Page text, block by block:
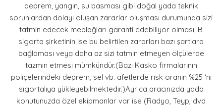
deprem, yangın, su basması gibi doğal yada teknik
sorunlardan dolayı oluşan zararlar oluşması durumunda sizi
tatmin edecek meblağları garanti edebiliyor olması, B
sigorta şirketinin ise bu belirtilen zararları bazı şartlara
bağlaması veya daha az sizi tatmin etmeyen ölçülerde
tazmin etmesi mümkündür.(Bazı Kasko firmalarının
poliçelerindeki deprem, sel vb. afetlerde risk oranın %25 ‘ni
sigortalıya yükleyebilmektedir.)Ayrıca aracınızda yada
konutunuzda özel ekipmanlar var ise (Radyo, Teyp, dvd